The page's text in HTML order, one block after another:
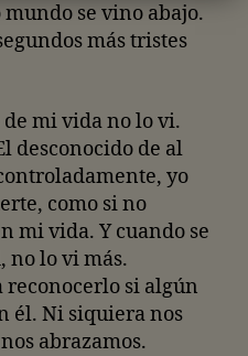
se vino abajo.
más tristes
mi vida no lo vi.
desconocido de al
yo
como si no
mi vida. Y cuando se
lo vi más.
reconocerlo si algún
él. Ni siquiera nos
abrazamos.